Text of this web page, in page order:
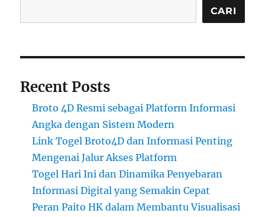
CARI
Recent Posts
Broto 4D Resmi sebagai Platform Informasi
Angka dengan Sistem Modern
Link Togel Broto4D dan Informasi Penting
Mengenai Jalur Akses Platform
Togel Hari Ini dan Dinamika Penyebaran
Informasi Digital yang Semakin Cepat
Peran Paito HK dalam Membantu Visualisasi